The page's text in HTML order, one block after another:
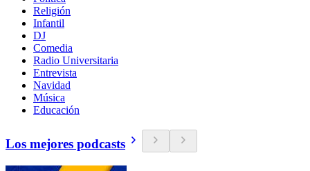
Religión
Infantil
DJ
Comedia
Radio Universitaria
Entrevista
Navidad
Música
Educación
Los mejores podcasts